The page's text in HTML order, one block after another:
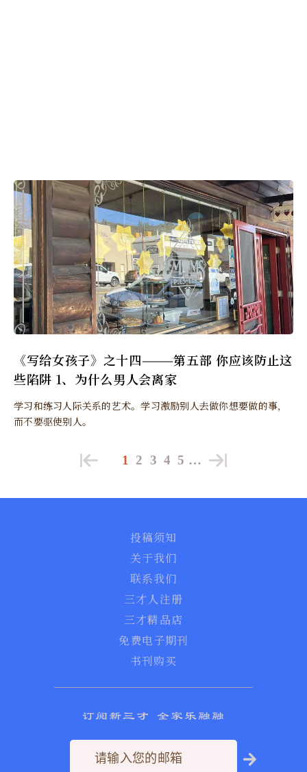
《写给女孩子》之十四———第五部 你应该防止这
些陷阱 1、为什么男人会离家
学习和练习人际关系的艺术。学习激励别人去做你想要做的事，
而不要驱使别人。
1 2 3 4 5 …
投稿须知
关于我们
联系我们
三才人注册
三才精品店
免费电子期刊
书刊购买
订阅新三才 全家乐融融